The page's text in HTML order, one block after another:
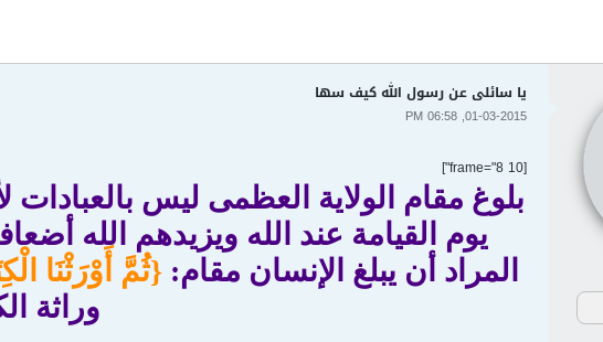
يا سائلى عن رسول الله كيف سها
01-03-2015, 06:58 PM
[frame="8 10"]
بلوغ مقام الولاية العظمى ليس بالعبادات
يوم القيامة عند الله ويزيدهم الله
المراد أن يبلغ الإنسان مقام:{ثُمَّ أَوْرَثْنَا
وراثة